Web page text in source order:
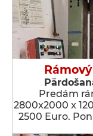
Predám
2800x2000 x
2500 Euro.